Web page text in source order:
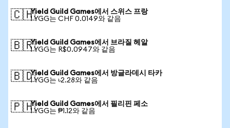
🇨🇭Yield Guild Games에서 스위스 프랑
1 YGG는 CHF 0.0149와 같음
🇧🇷Yield Guild Games에서 브라질 헤알
1 YGG는 R$0.0947와 같음
🇧🇩Yield Guild Games에서 방글라데시 타카
1 YGG는 ৳2.28와 같음
🇵🇭Yield Guild Games에서 필리핀 페소
1 YGG는 ₱1.12와 같음